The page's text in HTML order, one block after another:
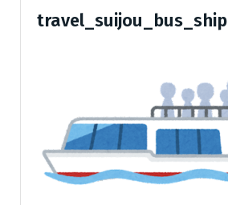
travel_suijou_bus_ship